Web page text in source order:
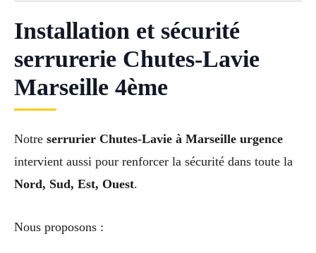
Installation et sécurité
serrurerie Chutes-Lavie
Marseille 4ème
Notre serrurier Chutes-Lavie à Marseille urgence
intervient aussi pour renforcer la sécurité dans toute la
Nord, Sud, Est, Ouest.
Nous proposons :